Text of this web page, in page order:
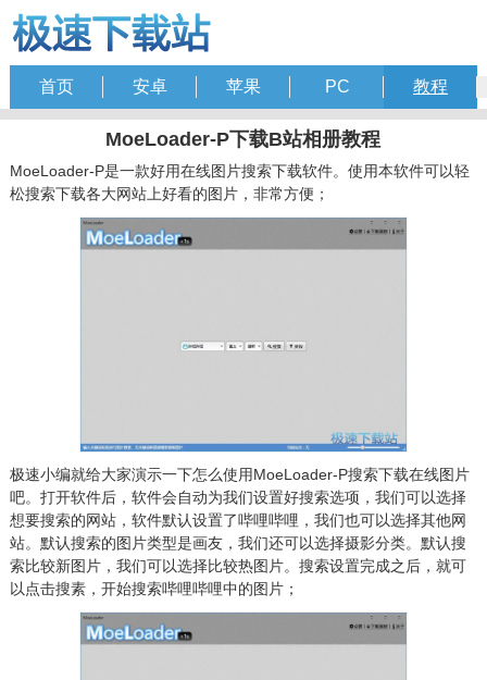
首页 安卓 苹果 PC 教程
MoeLoader-P下载B站相册教程
MoeLoader-P是一款好用在线图片搜索下载软件。使用本软件可以轻
松搜索下载各大网站上好看的图片，非常方便；
极速小编就给大家演示一下怎么使用MoeLoader-P搜索下载在线图片
吧。打开软件后，软件会自动为我们设置好搜索选项，我们可以选择
想要搜索的网站，软件默认设置了哔哩哔哩，我们也可以选择其他网
站。默认搜索的图片类型是画友，我们还可以选择摄影分类。默认搜
索比较新图片，我们可以选择比较热图片。搜索设置完成之后，就可
以点击搜素，开始搜索哔哩哔哩中的图片；